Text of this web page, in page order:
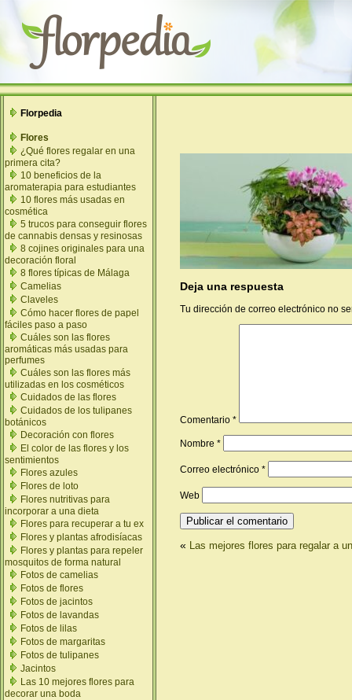
Florpedia
Flores
¿Qué flores regalar en una
primera cita?
10 beneficios de la
aromaterapia para estudiantes
10 flores más usadas en
cosmética
5 trucos para conseguir flores
de cannabis densas y resinosas
8 cojines originales para una
decoración floral
8 flores típicas de Málaga
Camelias
Claveles
Cómo hacer flores de papel
fáciles paso a paso
Cuáles son las flores
aromáticas más usadas para
perfumes
Cuáles son las flores más
utilizadas en los cosméticos
Cuidados de las flores
Cuidados de los tulipanes
botánicos
Decoración con flores
El color de las flores y los
sentimientos
Flores azules
Flores de loto
Flores nutritivas para
incorporar a una dieta
Flores para recuperar a tu ex
Flores y plantas afrodisíacas
Flores y plantas para repeler
mosquitos de forma natural
Fotos de camelias
Fotos de flores
Fotos de jacintos
Fotos de lavandas
Fotos de lilas
Fotos de margaritas
Fotos de tulipanes
Jacintos
Las 10 mejores flores para
decorar una boda
Deja una respuesta
Tu dirección de correo electrónico no
Comentario *
Nombre *
Correo electrónico *
Web
« Las mejores flores para regalar a